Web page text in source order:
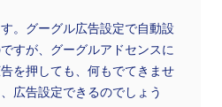
。グーグル広告設定で自動設
すが、グーグルアドセンスに
を押しても、何もでてきませ
広告設定できるのでしょう